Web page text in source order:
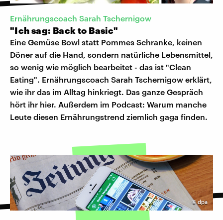
Ernährungscoach Sarah Tschernigow
"Ich sag: Back to Basic"
Eine Gemüse Bowl statt Pommes Schranke, keinen
Döner auf die Hand, sondern natürliche Lebensmittel,
so wenig wie möglich bearbeitet - das ist "Clean
Eating". Ernährungscoach Sarah Tschernigow erklärt,
wie ihr das im Alltag hinkriegt. Das ganze Gespräch
hört ihr hier. Außerdem im Podcast: Warum manche
Leute diesen Ernährungstrend ziemlich gaga finden.
©dpa